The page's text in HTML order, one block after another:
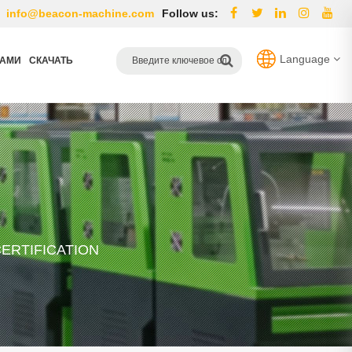
Follow us:
info@beacon-machine.com
СКАЧАТЬ Language